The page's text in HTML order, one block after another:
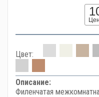
Цвет:
Описание:
Филенчатая